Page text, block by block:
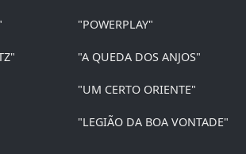
"POWERPLAY"
"A QUEDA DOS ANJOS"
"UM CERTO ORIENTE"
"LEGIÃO DA BOA VONTADE"